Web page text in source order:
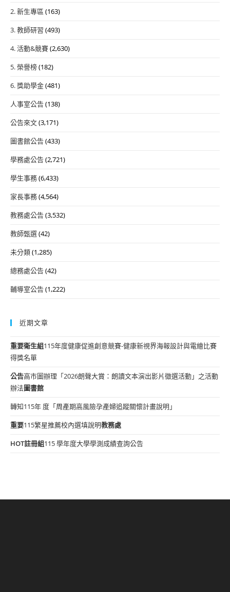
2. 新生專區 (163)
3. 教師研習 (493)
4. 活動&競賽(2,630)
5. 榮譽榜(182)
6. 獎助學金(481)
人事室公告(138)
公告來文(3,171)
圖書館公告(433)
學務處公告(2,721)
學生事務(6,433)
家長事務(4,564)
教務處公告(3,532)
教師甄選(42)
未分類(1,285)
總務處公告(42)
輔導室公告(1,222)
近期文章
重要衛生組115年度健康促進創意競賽-健康新視界海報設計與電繪比賽
得獎名單
公告高市圖辦理「2026朗聲大賞：朗讀文本演出影片徵選活動」之活動
辦法圖書館
轉知115年 度「周產期高風險孕產婦追蹤關懷計畫說明」
重要115繁星推薦校內選填說明教務處
HOT註冊組115 學年度大學學測成績查詢公告